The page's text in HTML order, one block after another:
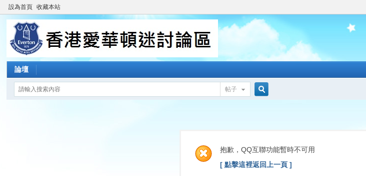
設為首頁 收藏本站
論壇
帖子
索
抱歉，QQ互聯功能暫時不可用
[ 點擊這裡返回上一頁 ]